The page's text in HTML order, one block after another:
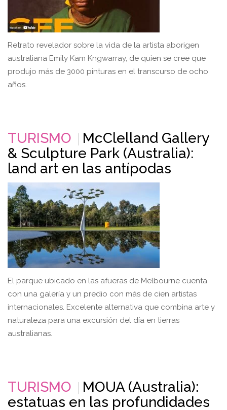
Retrato revelador sobre la vida de la artista aborigen
australiana Emily Kam Kngwarray, de quien se cree que
produjo más de 3000 pinturas en el transcurso de ocho
años.
TURISMO
McClelland Gallery
& Sculpture Park (Australia):
land art en las antípodas
El parque ubicado en las afueras de Melbourne cuenta
con una galería y un predio con más de cien artistas
internacionales. Excelente alternativa que combina arte y
naturaleza para una excursión del día en tierras
australianas.
TURISMO
MOUA (Australia):
estatuas en las profundidades